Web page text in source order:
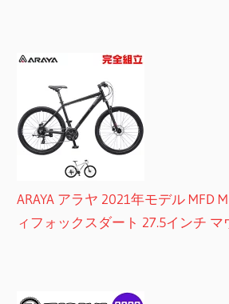
ARAYA アラヤ 2021年モデル MFD
ィフォックスダート 27.5インチ マ